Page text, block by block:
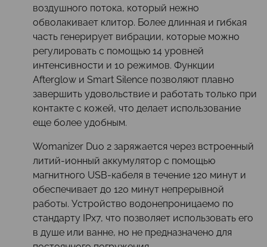
воздушного потока, который нежно
обволакивает клитор. Более длинная и гибкая
часть генерирует вибрации, которые можно
регулировать с помощью 14 уровней
интенсивности и 10 режимов. Функции
Afterglow и Smart Silence позволяют плавно
завершить удовольствие и работать только при
контакте с кожей, что делает использование
еще более удобным.
Womanizer Duo 2 заряжается через встроенный
литий-ионный аккумулятор с помощью
магнитного USB-кабеля в течение 120 минут и
обеспечивает до 120 минут непрерывной
работы. Устройство водонепроницаемо по
стандарту IPx7, что позволяет использовать его
в душе или ванне, но не предназначено для